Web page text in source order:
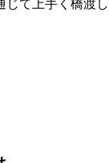
じて上手く橋渡